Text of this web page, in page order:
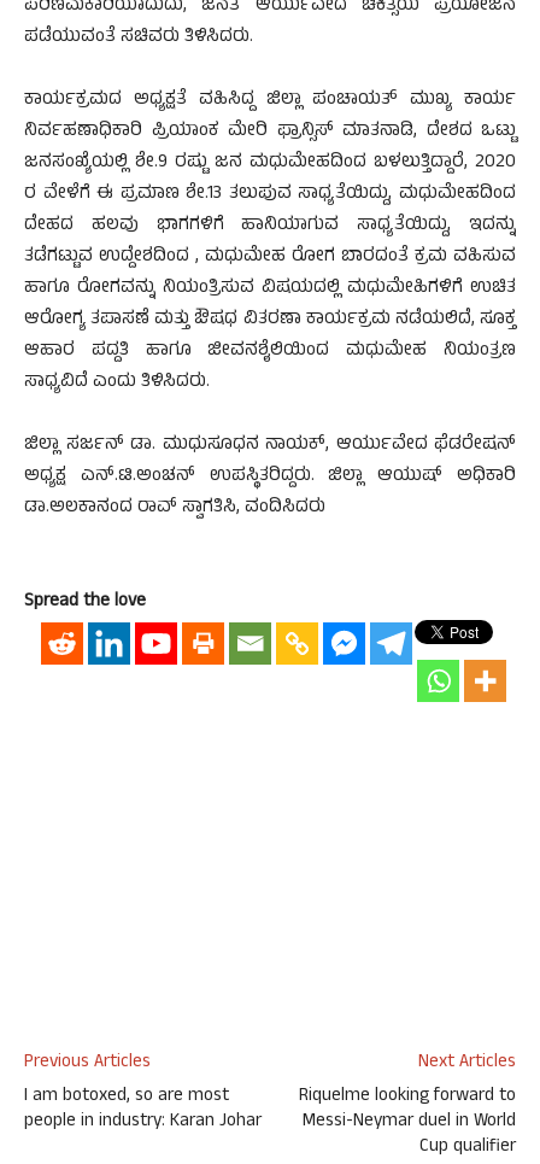
ಪರಿಣಮಕಾರಿಯಾದುದು, ಜನತೆ ಆರ್ಯುವೇದ ಚಿಕಿತ್ಸೆಯ ಪ್ರಯೋಜನ
ಪಡೆಯುವಂತೆ ಸಚಿವರು ತಿಳಿಸಿದರು.
ಕಾರ್ಯಕ್ರಮದ ಅಧ್ಯಕ್ಷತೆ ವಹಿಸಿದ್ದ ಜಿಲ್ಲಾ ಪಂಚಾಯತ್ ಮುಖ್ಯ ಕಾರ್ಯ
ನಿರ್ವಹಣಾಧಿಕಾರಿ ಪ್ರಿಯಾಂಕ ಮೇರಿ ಫ್ರಾನ್ಸಿಸ್ ಮಾತನಾಡಿ, ದೇಶದ ಒಟ್ಟು
ಜನಸಂಖ್ಯೆಯಲ್ಲಿ ಶೇ.9 ರಷ್ಟು ಜನ ಮಧುಮೇಹದಿಂದ ಬಳಲುತ್ತಿದ್ದಾರೆ, 2020
ರ ವೇಳೆಗೆ ಈ ಪ್ರಮಾಣ ಶೇ.13 ತಲುಪುವ ಸಾಧ್ಯತೆಯಿದ್ದು, ಮಧುಮೇಹದಿಂದ
ದೇಹದ ಹಲವು ಭಾಗಗಳಿಗೆ ಹಾನಿಯಾಗುವ ಸಾಧ್ಯತೆಯಿದ್ದು, ಇದನ್ನು
ತಡೆಗಟ್ಟುವ ಉದ್ದೇಶದಿಂದ , ಮಧುಮೇಹ ರೋಗ ಬಾರದಂತೆ ಕ್ರಮ ವಹಿಸುವ
ಹಾಗೂ ರೋಗವನ್ನು ನಿಯಂತ್ರಿಸುವ ವಿಷಯದಲ್ಲಿ ಮಧುಮೇಹಿಗಳಿಗೆ ಉಚಿತ
ಆರೋಗ್ಯ ತಪಾಸಣೆ ಮತ್ತು ಔಷಧ ವಿತರಣಾ ಕಾರ್ಯಕ್ರಮ ನಡೆಯಲಿದೆ, ಸೂಕ್ತ
ಆಹಾರ ಪದ್ದತಿ ಹಾಗೂ ಜೀವನಶೈಲಿಯಿಂದ ಮಧುಮೇಹ ನಿಯಂತ್ರಣ
ಸಾಧ್ಯವಿದೆ ಎಂದು ತಿಳಿಸಿದರು.
ಜಿಲ್ಲಾ ಸರ್ಜನ್ ಡಾ. ಮುಧುಸೂಧನ ನಾಯಕ್, ಆರ್ಯುವೇದ ಫೆಡರೇಷನ್
ಅಧ್ಯಕ್ಷ ಎನ್.ಟಿ.ಅಂಚನ್ ಉಪಸ್ಥಿತರಿದ್ದರು. ಜಿಲ್ಲಾ ಆಯುಷ್ ಅಧಿಕಾರಿ
ಡಾ.ಅಲಕಾನಂದ ರಾವ್ ಸ್ವಾಗತಿಸಿ, ವಂದಿಸಿದರು
Spread the love
Previous Articles
I am botoxed, so are most
people in industry: Karan Johar
Next Articles
Riquelme looking forward to
Messi-Neymar duel in World
Cup qualifier